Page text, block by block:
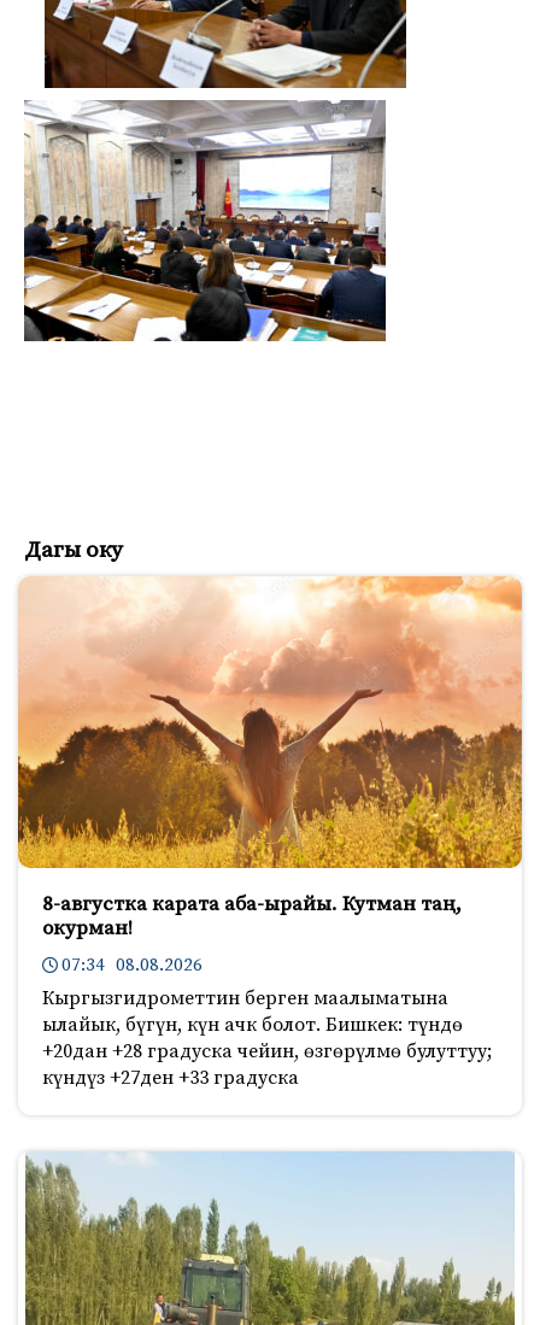
Дагы оку
8-августка карата аба-ырайы. Кутман таң,
окурман!
07:34 08.08.2026
Кыргызгидрометтин берген маалыматына
ылайык, бүгүн, күн ачк болот. Бишкек: түндө
+20дан +28 градуска чейин, өзгөрүлмө булуттуу;
күндүз +27ден +33 градуска